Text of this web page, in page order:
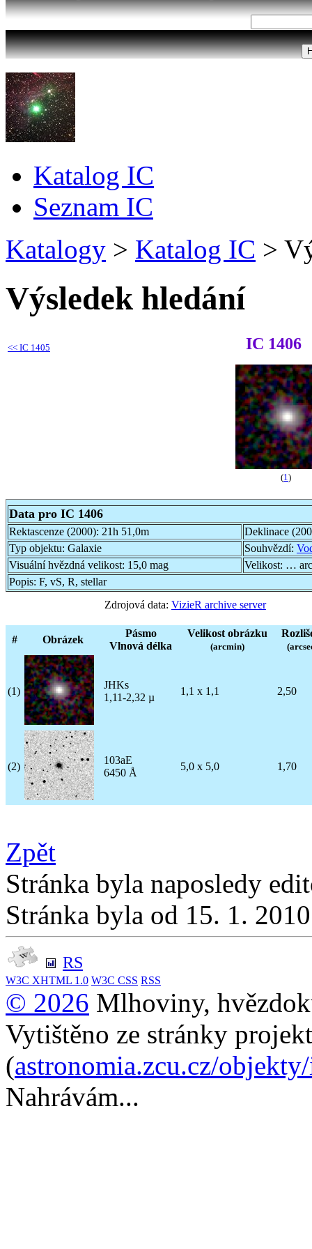
Katalog IC
Seznam IC
Katalogy > Katalog IC >
Výsledek hledání
<< IC 1405 IC 1406
(1 )
Data pro IC 1406
Rektascenze (2000): 21h 51,0m
Deklinace
Typ objektu: Galaxie Souhvězdí:
Visuální hvězdná velikost: 15,0 mag Velikost: …
Popis: F, vS, R, stellar
Zdrojová data: VizieR archive server
# Obrázek
Pásmo
Vlnová délka
Velikost obrázku
(arcmin)
(1)
JHKs
1,11-2,32 µ
1,1 x 1,1 2,50
(2)
103aE
6450 Å
5,0 x 5,0 1,70
Zpět
Stránka byla naposledy
Stránka byla od 15. 1.
RS
W3C XHTML 1.0 W3C CSS RSS
© 2026 Mlhoviny,
Vytištěno ze stránky
(astronomia.zcu.cz/
Nahrávám...